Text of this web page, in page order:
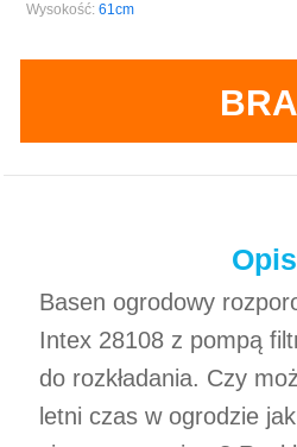
Wysokość: 61cm
Basen ogrodowy
Intex 28108 z pompą
do rozkładania. Czy
letni czas w ogrodzie